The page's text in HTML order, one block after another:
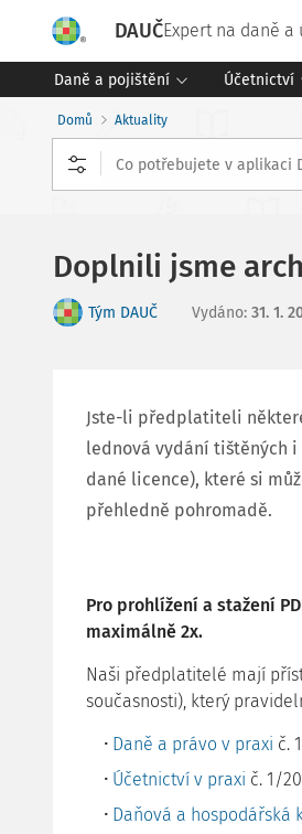
DAUČExpert na daně
Daně a pojištění Účetnictví
Domů Aktuality
Doplnili jsme
Tým DAUČ Vydáno: 31. 1.
Jste-li předplatiteli
lednová vydání tištěných i
dané licence), které si
přehledně pohromadě.
Pro prohlížení a stažení
maximálně 2x.
Naši předplatitelé mají
současnosti), který
Daně a právo v praxi č.
Účetnictví v praxi č. 1/
Daňová a hospodářská